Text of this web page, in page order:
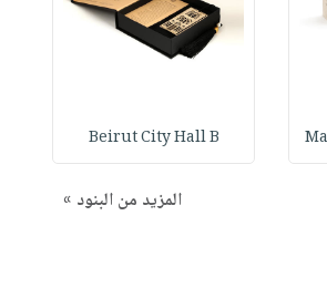
Beirut City Hall B
المزيد من البنود »